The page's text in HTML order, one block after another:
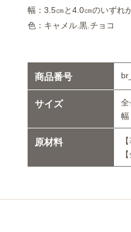
幅：3.5㎝と4.0㎝のいずれ
色：キャメル.黒.チョコ
商品番号
サイズ
全
幅
原材料